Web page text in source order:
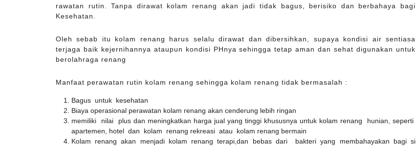
rawatan rutin. Tanpa dirawat kolam renang akan jadi tidak bagus, berisiko dan berbahaya bagi
Kesehatan.
Oleh sebab itu kolam renang harus selalu dirawat dan dibersihkan, supaya kondisi air sentiasa
terjaga baik kejernihannya ataupun kondisi PHnya sehingga tetap aman dan sehat digunakan untuk
berolahraga renang
Manfaat perawatan rutin kolam renang sehingga kolam renang tidak bermasalah :
Bagus untuk kesehatan
Biaya operasional perawatan kolam renang akan cenderung lebih ringan
memiliki nilai plus dan meningkatkan harga jual yang tinggi khususnya untuk kolam renang hunian, seperti
apartemen, hotel dan kolam renang rekreasi atau kolam renang bermain
Kolam renang akan menjadi kolam renang terapi,dan bebas dari bakteri yang membahayakan bagi si